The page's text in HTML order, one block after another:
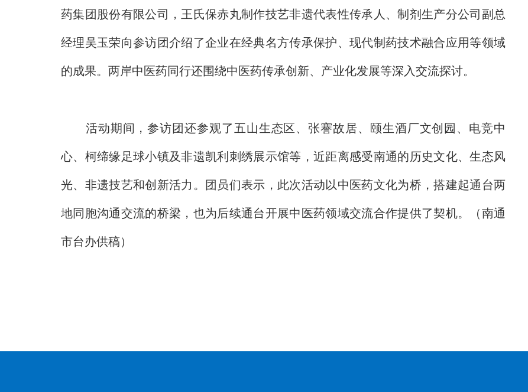
药集团股份有限公司，王氏保赤丸制作技艺非遗代表性传承人、制剂生产分公司副总
经理吴玉荣向参访团介绍了企业在经典名方传承保护、现代制药技术融合应用等领域
的成果。两岸中医药同行还围绕中医药传承创新、产业化发展等深入交流探讨。
活动期间，参访团还参观了五山生态区、张謇故居、颐生酒厂文创园、电竞中
心、柯缔缘足球小镇及非遗凯利刺绣展示馆等，近距离感受南通的历史文化、生态风
光、非遗技艺和创新活力。团员们表示，此次活动以中医药文化为桥，搭建起通台两
地同胞沟通交流的桥梁，也为后续通台开展中医药领域交流合作提供了契机。（南通
市台办供稿）